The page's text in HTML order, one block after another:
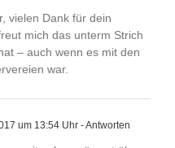
vielen Dank für dein
mich das unterm Strich
– auch wenn es mit den
war.
um 13:54 Uhr - Antworten